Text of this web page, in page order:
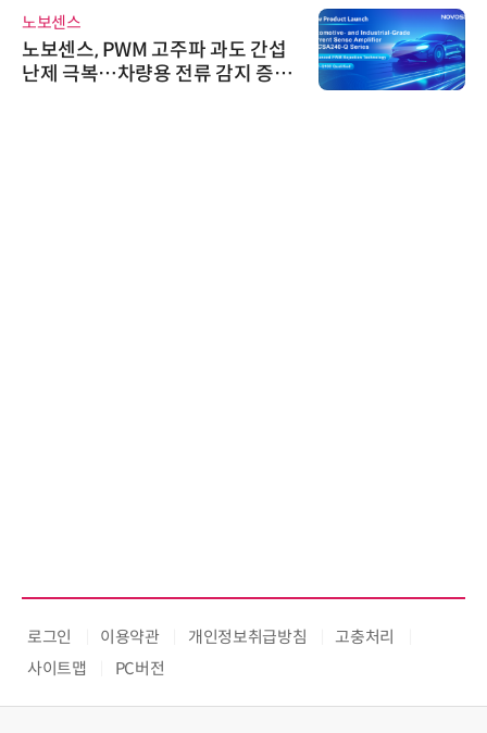
노보센스
노보센스, PWM 고주파 과도 간섭
난제 극복…차량용 전류 감지 증폭
로그인 이용약관 개인정보취급방침
고충처리
사이트맵
PC버전